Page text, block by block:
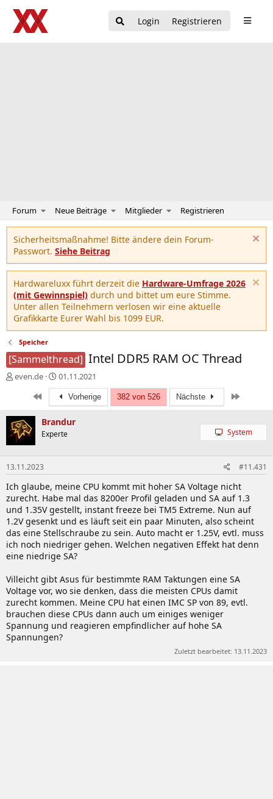
Login Registrieren
Forum Neue Beiträge Mitglieder Registrieren
Sicherheitsmaßnahme! Bitte ändere dein Forum-
Passwort. Siehe Beitrag
Hardwareluxx führt derzeit die Hardware-Umfrage 2026
(mit Gewinnspiel) durch und bittet um eure Stimme.
Unter allen Teilnehmern verlosen wir eine aktuelle
Grafikkarte Eurer Wahl bis 1099 EUR.
Speicher
[Sammelthread] Intel DDR5 RAM OC Thread
E
e
l
even.de
E
r
s
t
e
l
m
01.11.2021
Erste Vorherige 382 von 526 Nächste
Brandur
Experte System
13.11.2023 #11.431
Ich glaube, meine CPU kommt mit hoher SA Voltage nicht
zurecht. Habe mal das 8200er Profil geladen und SA auf 1.3
und 1.35V gestellt, instant freeze bei TM5 Extreme. Nun auf
1.2V gesenkt und es läuft seit ein paar Minuten, also scheint
das eine Stellschraube zu sein. Auto macht er 1.25V, evtl. muss
ich noch niedriger gehen. Welchen negativen Effekt hat denn
eine niedrige SA?
Villeicht gibt Asus für bestimmte RAM Taktungen eine SA
Voltage vor, wo sie denken, dass die meisten CPUs damit
zurecht kommen. Meine CPU hat einen IMC SP von 89, evtl.
brauchen diese CPUs dann auch um einiges weniger
Spannung und reagieren empfindlicher auf hohe SA
Spannungen?
Zuletzt bearbeitet: 13.11.2023